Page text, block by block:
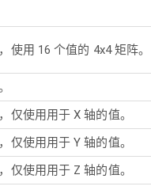
使用 16 个值的 4x4 矩阵。
仅使用用于 X 轴的值。
仅使用用于 Y 轴的值。
仅使用用于 Z 轴的值。